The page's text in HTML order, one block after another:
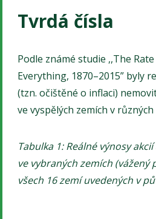
Tvrdá čísla
Podle známé studie ,,The
Everything, 1870–2015” byly
(tzn. očištěné o inflaci)
ve vyspělých zemích v
Tabulka 1: Reálné výnosy
ve vybraných zemích
všech 16 zemí uvedených v